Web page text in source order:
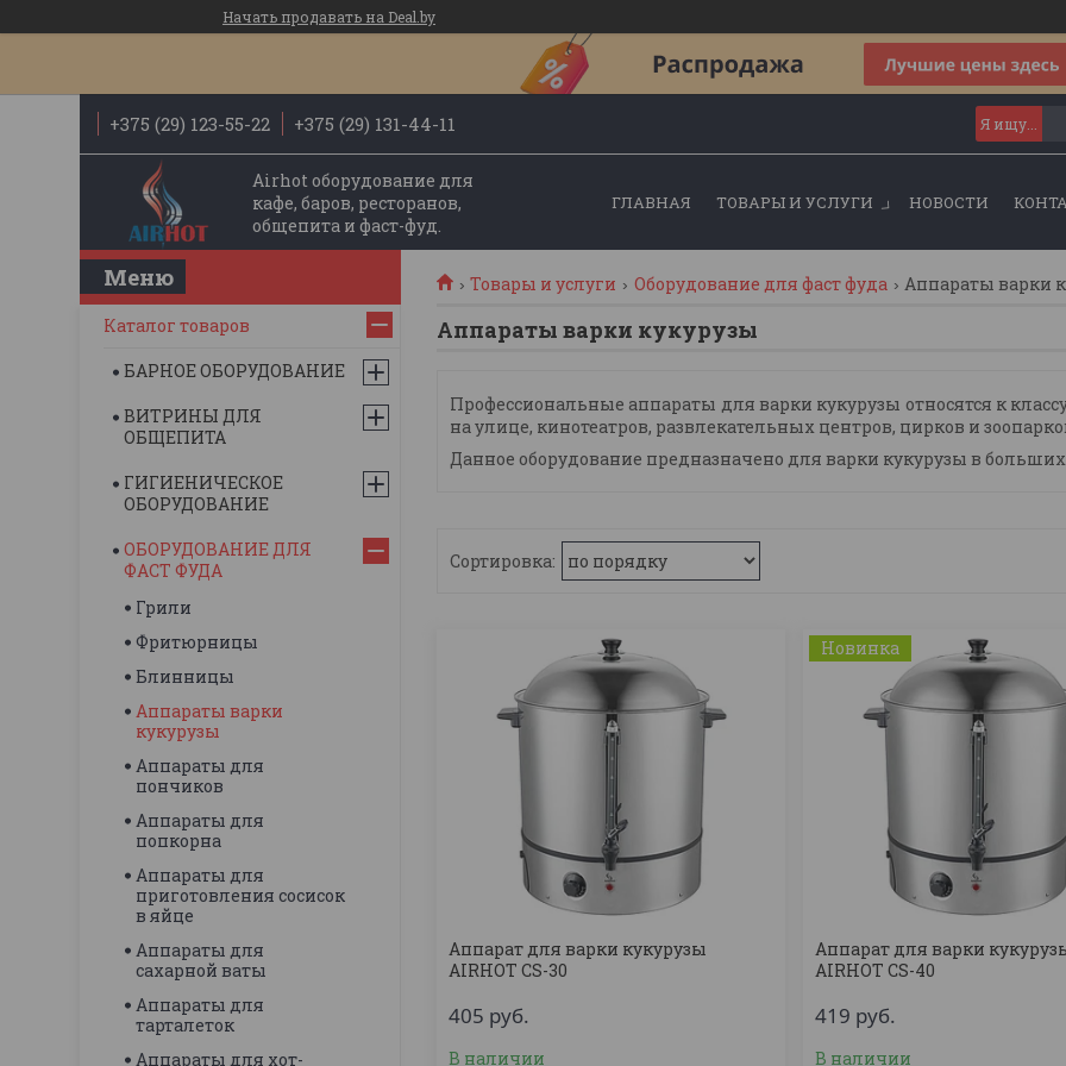
Начать продавать на Deal.by
+375 (29) 123-55-22 +375 (29) 131-44-11
Airhot оборудование для
кафе, баров, ресторанов,
общепита и фаст-фуд.
ГЛАВНАЯ ТОВАРЫ И УСЛУГИ НОВОСТИ
Товары и услуги Оборудование для фаст фуда Аппараты варки
Аппараты варки кукурузы
Профессиональные аппараты для варки кукурузы относятся к
на улице, кинотеатров, развлекательных центров, цирков и
Данное оборудование предназначено для варки кукурузы в
Аппарат для варки кукурузы
AIRHOT CS-30
405 руб.
В наличии
Новинка
Аппарат для варки
AIRHOT CS-40
419 руб.
В наличии
Каталог товаров
БАРНОЕ ОБОРУДОВАНИЕ
ВИТРИНЫ ДЛЯ
ОБЩЕПИТА
ГИГИЕНИЧЕСКОЕ
ОБОРУДОВАНИЕ
ОБОРУДОВАНИЕ ДЛЯ
ФАСТ ФУДА
Грили
Фритюрницы
Блинницы
Аппараты варки
кукурузы
Аппараты для
пончиков
Аппараты для
попкорна
Аппараты для
приготовления сосисок
в яйце
Аппараты для
сахарной ваты
Аппараты для
тарталеток
Аппараты для хот-